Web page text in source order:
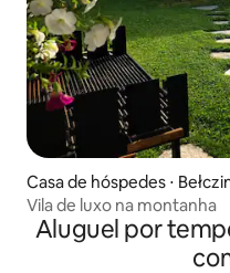
Casa de hóspedes ⋅
Vila de luxo na montanha
Aluguel por